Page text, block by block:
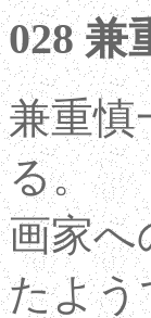
028 兼
兼重慎
る。
画家へ
たよう